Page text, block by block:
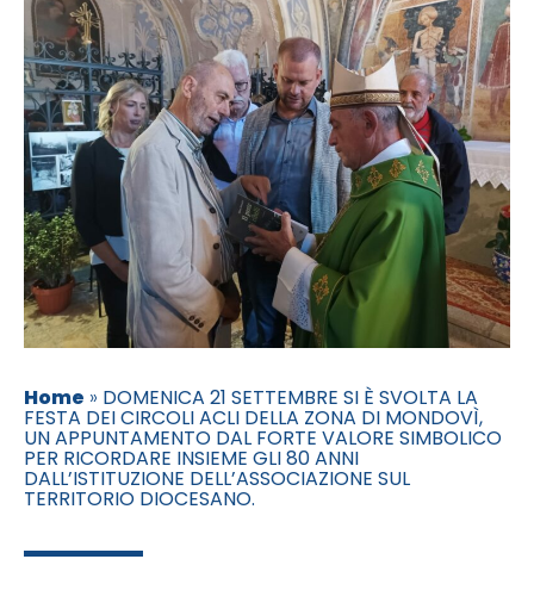
Home » DOMENICA 21 SETTEMBRE SI È SVOLTA LA
FESTA DEI CIRCOLI ACLI DELLA ZONA DI MONDOVÌ,
UN APPUNTAMENTO DAL FORTE VALORE SIMBOLICO
PER RICORDARE INSIEME GLI 80 ANNI
DALL’ISTITUZIONE DELL’ASSOCIAZIONE SUL
TERRITORIO DIOCESANO.